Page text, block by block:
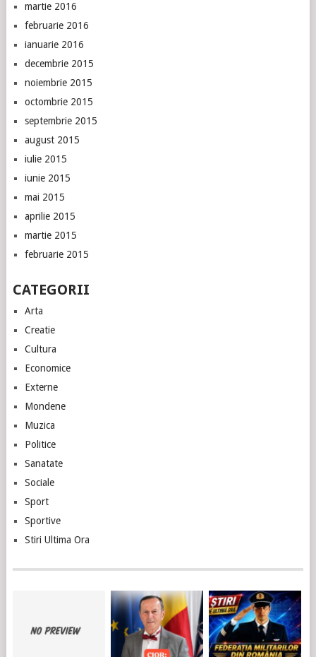
martie 2016
februarie 2016
ianuarie 2016
decembrie 2015
noiembrie 2015
octombrie 2015
septembrie 2015
august 2015
iulie 2015
iunie 2015
mai 2015
aprilie 2015
martie 2015
februarie 2015
CATEGORII
Arta
Creatie
Cultura
Economice
Externe
Mondene
Muzica
Politice
Sanatate
Sociale
Sport
Sportive
Stiri Ultima Ora